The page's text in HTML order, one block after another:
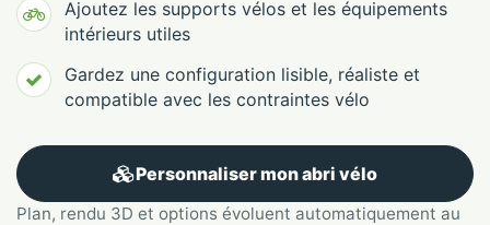
Ajoutez les supports vélos et les équipements
intérieurs utiles
Gardez une configuration lisible, réaliste et
compatible avec les contraintes vélo
Personnaliser mon abri vélo
Plan, rendu 3D et options évoluent automatiquement au